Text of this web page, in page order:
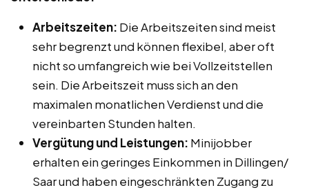
Arbeitszeiten: Die Arbeitszeiten sind meist
sehr begrenzt und können flexibel, aber oft
nicht so umfangreich wie bei Vollzeitstellen
sein. Die Arbeitszeit muss sich an den
maximalen monatlichen Verdienst und die
vereinbarten Stunden halten.
Vergütung und Leistungen: Minijobber
erhalten ein geringes Einkommen in Dillingen/
Saar und haben eingeschränkten Zugang zu